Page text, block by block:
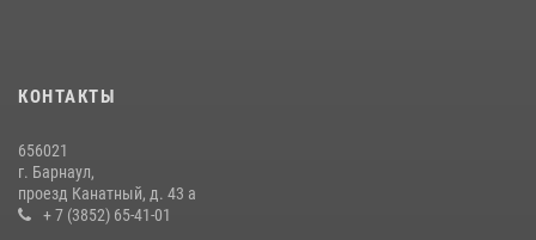
КОНТАКТЫ
656021
г. Барнаул,
проезд Канатный, д. 43 а
+ 7 (3852) 65-41-01